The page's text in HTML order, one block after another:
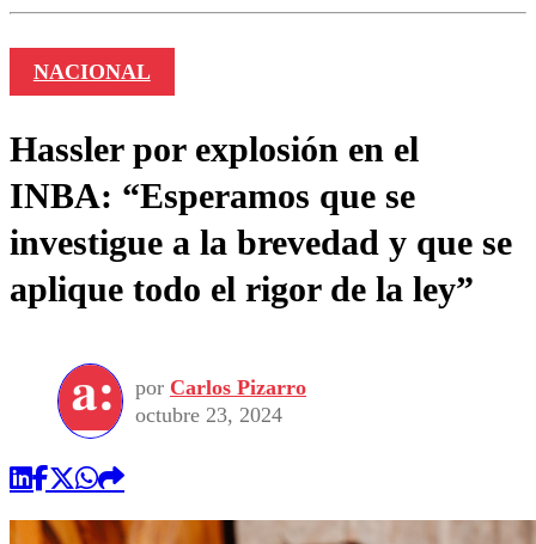
NACIONAL
Hassler por explosión en el
INBA: “Esperamos que se
investigue a la brevedad y que se
aplique todo el rigor de la ley”
por Carlos Pizarro
octubre 23, 2024